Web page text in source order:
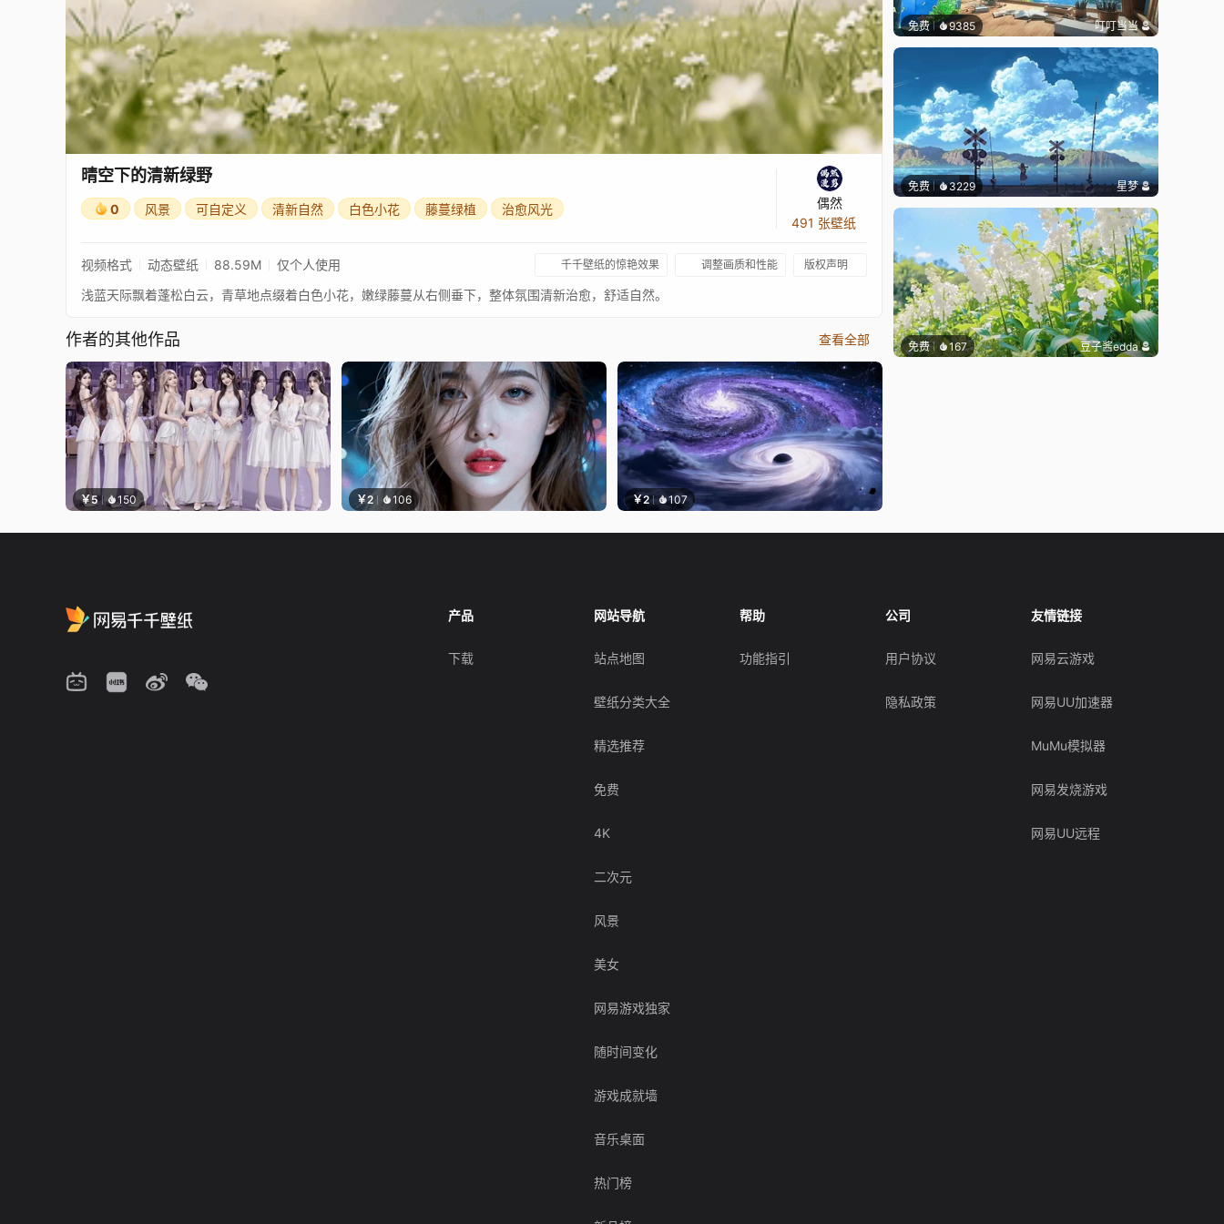
晴空下的清新绿野
0 风景 可自定义 清新自然 白色小花 藤蔓绿植 治愈风光
偶然
491 张壁纸
视频格式 动态壁纸 88.59M 仅个人使用 千千壁纸的惊艳效果 调整画质和性能 版权声明
浅蓝天际飘着蓬松白云，青草地点缀着白色小花，嫩绿藤蔓从右侧垂下，整体氛围清新治愈，舒适自然。
作者的其他作品 查看全部
￥5 150 ￥2 106 ￥2 107
免费 9385 叮叮当当
免费 3229 星梦
免费 167 豆子酱edda
产品
下载
网站导航
站点地图
壁纸分类大全
精选推荐
免费
4K
二次元
风景
美女
网易游戏独家
随时间变化
游戏成就墙
音乐桌面
热门榜
帮助
功能指引
公司
用户协议
隐私政策
友情链接
网易云游戏
网易UU加速器
MuMu模拟器
网易发烧游戏
网易UU远程